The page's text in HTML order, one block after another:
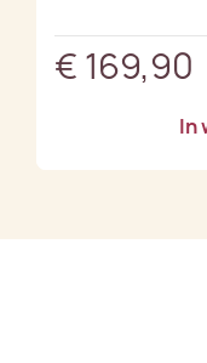
€ 169,90
In